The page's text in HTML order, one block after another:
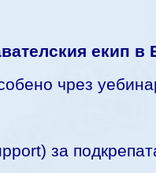
екип в
чрез
за